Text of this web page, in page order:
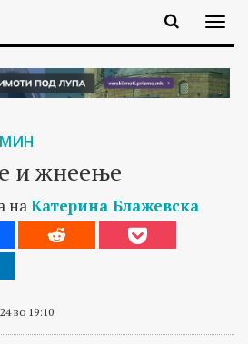
и жнеење
наКатерина Блажевска
во 19:10